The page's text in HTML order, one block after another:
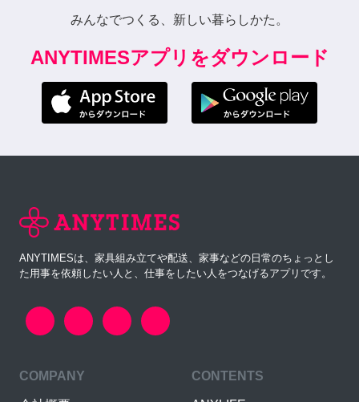
みんなでつくる、新しい暮らしかた。
ANYTIMESアプリをダウンロード
ANYTIMESは、家具組み立てや配送、家事などの日常のちょっとし
た用事を依頼したい人と、仕事をしたい人をつなげるアプリです。
COMPANY CONTENTS